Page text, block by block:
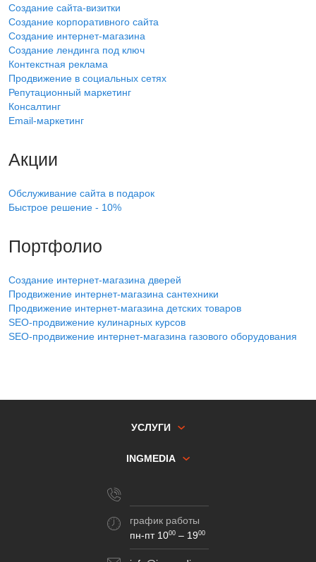
Создание сайта-визитки
Создание корпоративного сайта
Создание интернет-магазина
Создание лендинга под ключ
Контекстная реклама
Продвижение в социальных сетях
Репутационный маркетинг
Консалтинг
Email-маркетинг
Акции
Обслуживание сайта в подарок
Быстрое решение - 10%
Портфолио
Создание интернет-магазина дверей
Продвижение интернет-магазина сантехники
Продвижение интернет-магазина детских товаров
SEO-продвижение кулинарных курсов
SEO-продвижение интернет-магазина газового оборудования
УСЛУГИ
INGMEDIA
график работы
пн-пт 1000 – 1900